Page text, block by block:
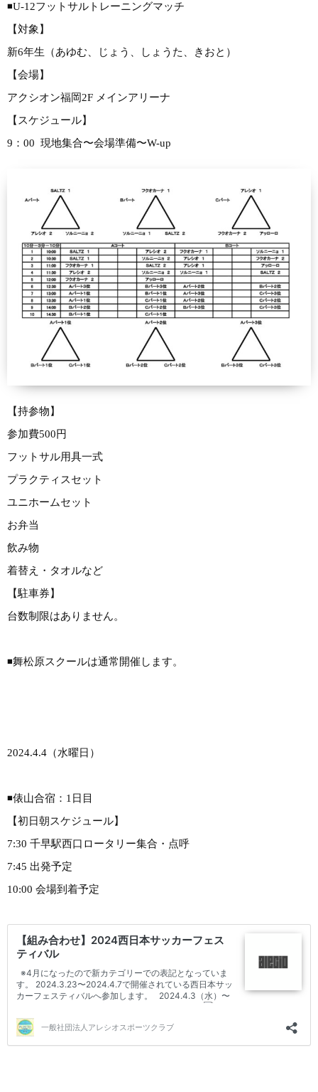
◾️U-12フットサルトレーニングマッチ
【対象】
新6年生（あゆむ、じょう、しょうた、きおと）
【会場】
アクシオン福岡2F メインアリーナ
【スケジュール】
9：00 現地集合〜会場準備〜W-up
【持参物】
参加費500円
フットサル用具一式
プラクティスセット
ユニホームセット
お弁当
飲み物
着替え・タオルなど
【駐車券】
台数制限はありません。
◾️舞松原スクールは通常開催します。
2024.4.4（水曜日）
◾️俵山合宿：1日目
【初日朝スケジュール】
7:30 千早駅西口ロータリー集合・点呼
7:45 出発予定
10:00 会場到着予定